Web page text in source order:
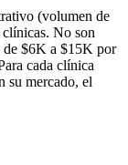
(volumen de
No son
de $6K a $15K por
cada clínica
su mercado, el